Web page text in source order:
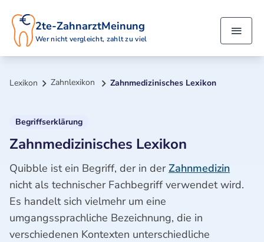
2te-ZahnarztMeinung
Wer nicht vergleicht, zahlt zu viel
Lexikon Zahnlexikon Zahnmedizinisches Lexikon
Begriffserklärung
Zahnmedizinisches Lexikon
Quibble ist ein Begriff, der in derZahnmedizin
nicht als technischer Fachbegriff verwendet wird.
Es handelt sich vielmehr um eine
umgangssprachliche Bezeichnung, die in
verschiedenen Kontexten unterschiedliche